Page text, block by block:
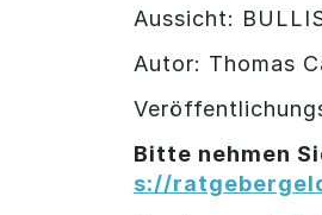
Aussicht:
Autor: Thomas
Bitte nehmen
s://